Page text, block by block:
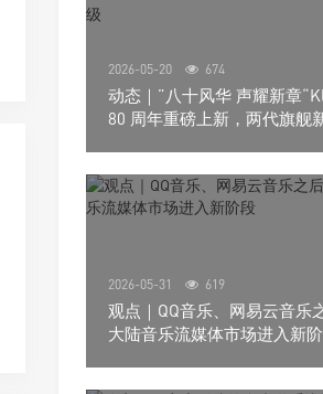
2026-05-20 674
动态｜”八十风华 声耀新章
80 周年重磅上新，两代旗舰
2026-05-31 619
观点｜QQ音乐、网易云音乐
大陆音乐流媒体市场进入新